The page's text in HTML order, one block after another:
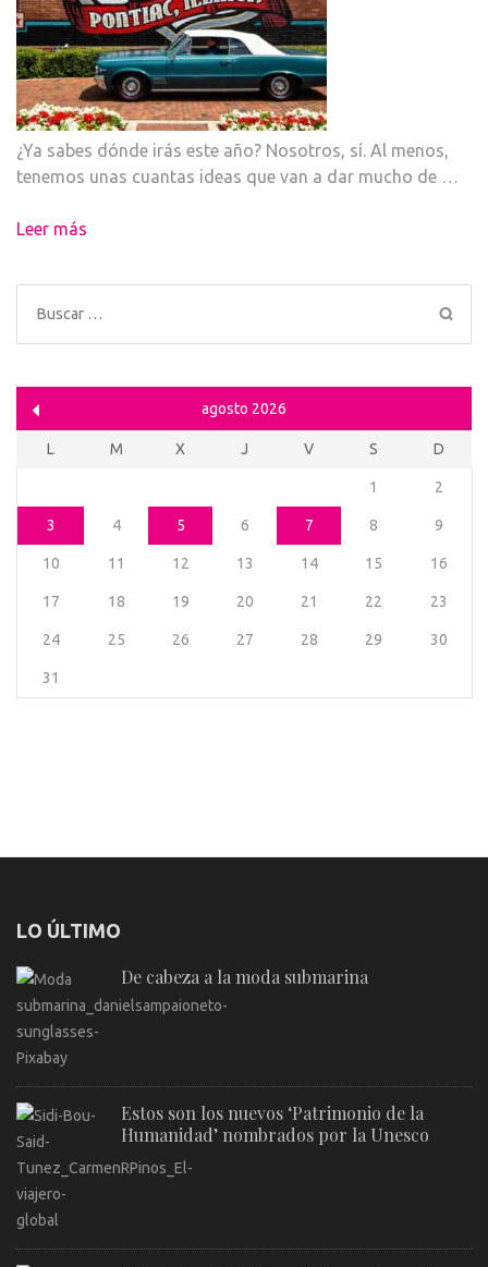
¿Ya sabes dónde irás este año? Nosotros, sí. Al menos,
tenemos unas cuantas ideas que van a dar mucho de …
Leer más
Buscar:
agosto 2026
L M X J V S D
1 2
3 4 5 6 7 8 9
10 11 12 13 14 15 16
17 18 19 20 21 22 23
24 25 26 27 28 29 30
31
LO ÚLTIMO
De cabeza a la moda submarina
Estos son los nuevos ‘Patrimonio de la
Humanidad’ nombrados por la Unesco